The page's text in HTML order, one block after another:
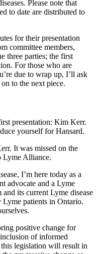
Please note that
to date are distributed to
for their presentation
committee members,
three parties; the first
For those who are
due to wrap up, I’ll ask
to the next piece.
presentation: Kim Kerr.
yourself for Hansard.
It was missed on the
Lyme Alliance.
I’m here today as a
advocate and a Lyme
its current Lyme disease
Lyme patients in Ontario.
positive change for
of informed
this legislation will result in